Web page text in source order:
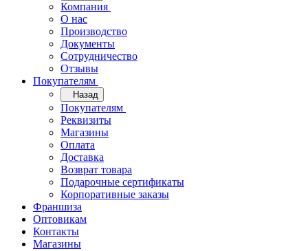
Компания
О нас
Производство
Документы
Сотрудничество
Отзывы
Покупателям
Назад
Покупателям
Реквизиты
Магазины
Оплата
Доставка
Возврат товара
Подарочные сертификаты
Корпоративные заказы
Франшиза
Оптовикам
Контакты
Магазины